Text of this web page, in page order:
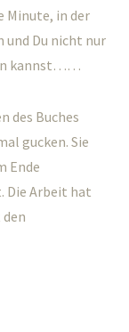
Minute, in der
und Du nicht nur
kannst……
des Buches
gucken. Sie
Ende
Die Arbeit hat